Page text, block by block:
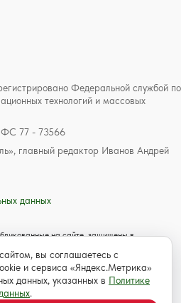
Федеральной службой по
технологий и массовых
ФС 77 - 73566
главный редактор Иванов Андрей
данных
на сайте, защищены в
законодательством об авторском
текстовых, фото, аудио и
правообладателя с обязательной
Для детей старше 16 лет.
вы соглашаетесь с
и сервиса «Яндекс.Метрика»
данных, указанных в Политике
.